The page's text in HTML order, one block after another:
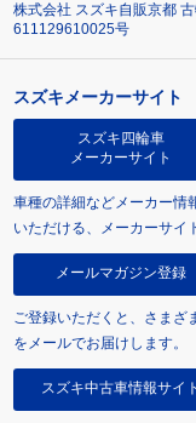
株式会社 スズキ自販京都
611129610025号
スズキメーカーサイト
スズキ四輪車
メーカーサイト
車種の詳細などメーカー情
いただける、メーカーサイ
メールマガジン登録
ご登録いただくと、さまざ
をメールでお届けします。
スズキ中古車情報サイト